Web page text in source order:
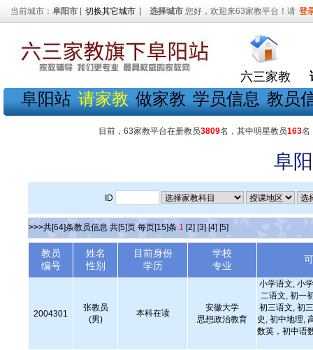
当前城市： 阜阳市 [ 切换其它城市 ] 选择城市 您好，欢迎来63家教平台！请 登
六三家教
阜阳站 请家教 做家教 学员信息 教员
目前，63家教平台在册教员3809名，其中明星教员163名
阜
ID
>>>共[64]条教员信息 共[5]页 每页[15]条 1 [2] [3] [4] [5]
教员
编号
姓名
性别
目前身份
学历
学校
专业
2004301
张教员
(男)
本科在读
安徽大学
思想政治教育
小学语文, 小
二语文, 初一
初三语文, 初
史, 初中地理,
数英，初中语